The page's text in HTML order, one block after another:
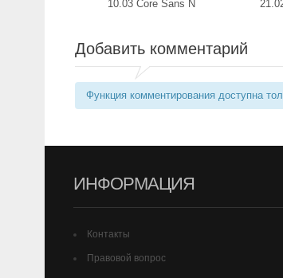
10.03 Core Sans N
Добавить комментарий
Функция комментирования доступна
ИНФОРМАЦИЯ
Контакты
Правовой вопрос